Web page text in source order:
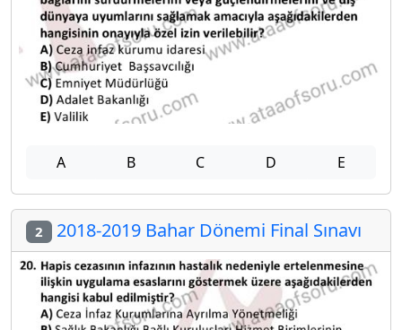
A B C D E
2 2018-2019 Bahar Dönemi Final Sınavı